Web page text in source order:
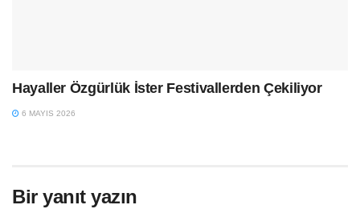
Hayaller Özgürlük İster Festivallerden Çekiliyor
6 MAYIS 2026
Bir yanıt yazın